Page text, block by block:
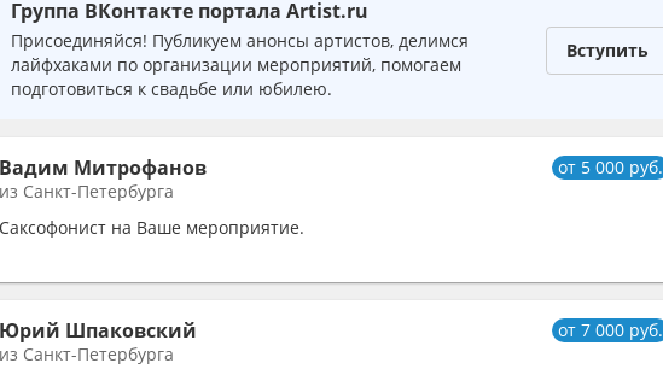
Группа ВКонтакте портала Artist.ru
Присоединяйся! Публикуем анонсы артистов, делимся
лайфхаками по организации мероприятий, помогаем
подготовиться к свадьбе или юбилею.
Вступить
Вадим Митрофанов
от 5 000 руб.
из Санкт-Петербурга
Саксофонист на Ваше мероприятие.
Юрий Шпаковский
от 7 000 руб.
из Санкт-Петербурга